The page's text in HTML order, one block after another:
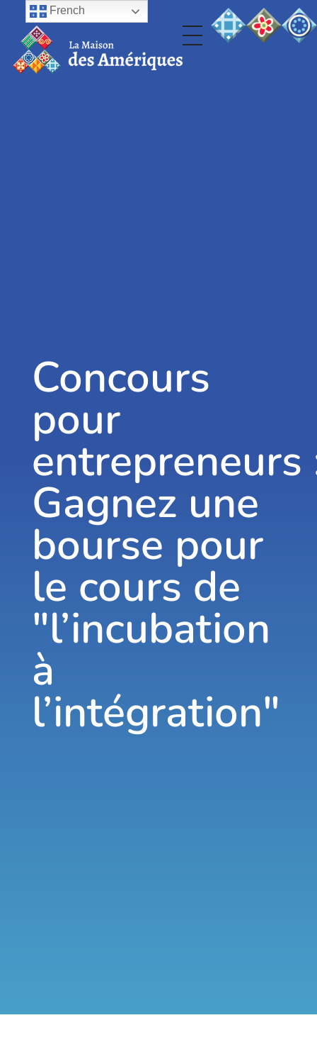
Concours
pour
entrepreneurs
Gagnez une
bourse pour
le cours de
"l’incubation
à
l’intégration"
French